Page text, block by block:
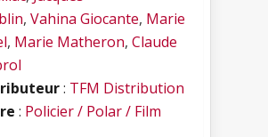
, Vahina Giocante, Marie
, Marie Matheron, Claude
: TFM Distribution
: Policier / Polar / Film